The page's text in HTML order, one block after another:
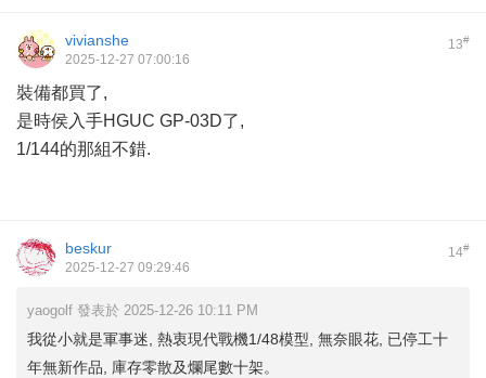
13#
vivianshe
2025-12-27 07:00:16
裝備都買了,
是時侯入手HGUC GP-03D了,
1/144的那組不錯.
14#
beskur
2025-12-27 09:29:46
yaogolf 發表於 2025-12-26 10:11 PM
我從小就是軍事迷, 熱衷現代戰機1/48模型, 無奈眼花, 已停工十
年無新作品, 庫存零散及爛尾數十架。